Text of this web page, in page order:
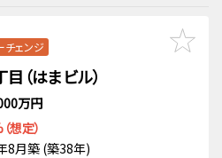
チェンジ
（はまビル）
万円
想定）
8月築 (築38年)